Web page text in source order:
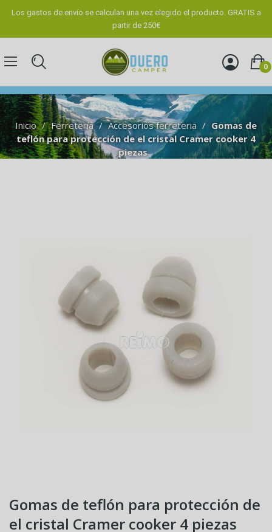
Los gastos de envío se calculan una vez elegido el producto. GRATIS a
partir de 250€
0
Inicio Ferretería Accesorios ferreteria
Gomas de
teflón para protección de el cristal Cramer cooker 4
piezas
Gomas de teflón para protección de
el cristal Cramer cooker 4 piezas